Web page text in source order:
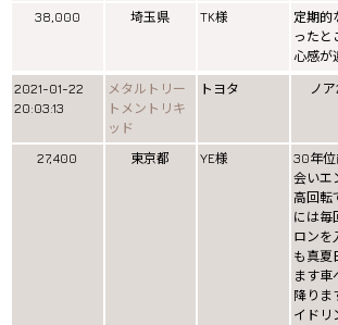
38,000 埼玉県 TK様
定期的
ったと
心感が
2021-01-22
20:03:13
メタルトリー
トメントリキ
ッド
トヨタ ノ
27,400 東京都 YE様
30年位
会いエ
高回転
には毎
ロンを
も真夏
ます車
降りま
イドリ